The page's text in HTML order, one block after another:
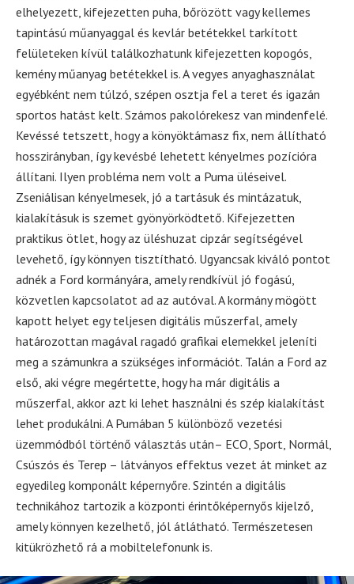
elhelyezett, kifejezetten puha, bőrözött vagy kellemes
tapintású műanyaggal és kevlár betétekkel tarkított
felületeken kívül találkozhatunk kifejezetten kopogós,
kemény műanyag betétekkel is. A vegyes anyaghasználat
egyébként nem túlzó, szépen osztja fel a teret és igazán
sportos hatást kelt. Számos pakolórekesz van mindenfelé.
Kevéssé tetszett, hogy a könyöktámasz fix, nem állítható
hosszirányban, így kevésbé lehetett kényelmes pozícióra
állítani. Ilyen probléma nem volt a Puma üléseivel.
Zseniálisan kényelmesek, jó a tartásuk és mintázatuk,
kialakításuk is szemet gyönyörködtető. Kifejezetten
praktikus ötlet, hogy az üléshuzat cipzár segítségével
levehető, így könnyen tisztítható. Ugyancsak kiváló pontot
adnék a Ford kormányára, amely rendkívül jó fogású,
közvetlen kapcsolatot ad az autóval. A kormány mögött
kapott helyet egy teljesen digitális műszerfal, amely
határozottan magával ragadó grafikai elemekkel jeleníti
meg a számunkra a szükséges információt. Talán a Ford az
első, aki végre megértette, hogy ha már digitális a
műszerfal, akkor azt ki lehet használni és szép kialakítást
lehet produkálni. A Pumában 5 különböző vezetési
üzemmódból történő választás után– ECO, Sport, Normál,
Csúszós és Terep – látványos effektus vezet át minket az
egyedileg komponált képernyőre. Szintén a digitális
technikához tartozik a központi érintőképernyős kijelző,
amely könnyen kezelhető, jól átlátható. Természetesen
kitükrözhető rá a mobiltelefonunk is.